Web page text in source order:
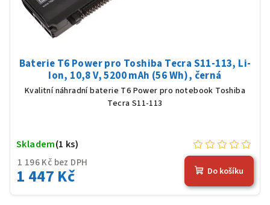
Baterie T6 Power pro Toshiba Tecra S11-113, Li-
Ion, 10,8 V, 5200 mAh (56 Wh), černá
Kvalitní náhradní baterie T6 Power pro notebook Toshiba
Tecra S11-113
1 196 Kč bez DPH
1 447 Kč
Skladem(1 ks)
Do košíku